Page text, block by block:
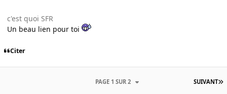
c'est quoi SFR
Un beau lien pour toi
Citer
SUIVANT
PAGE 1 SUR 2